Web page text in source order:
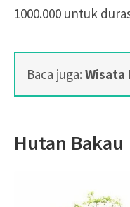
1000.000 untuk
Baca juga: Wisata
Hutan Bakau